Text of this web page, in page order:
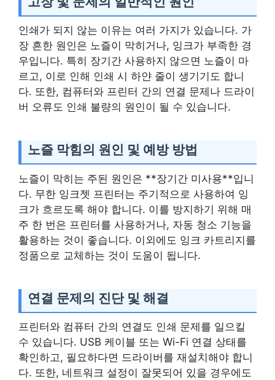
인쇄가 되지 않는 이유는 여러 가지가 있습니다. 가
장 흔한 원인은 노즐이 막히거나, 잉크가 부족한 경
우입니다. 특히 장기간 사용하지 않으면 노즐이 마
르고, 이로 인해 인쇄 시 하얀 줄이 생기기도 합니
다. 또한, 컴퓨터와 프린터 간의 연결 문제나 드라이
버 오류도 인쇄 불량의 원인이 될 수 있습니다.
노즐 막힘의 원인 및 예방 방법
노즐이 막히는 주된 원인은 **장기간 미사용**입니
다. 무한 잉크젯 프린터는 주기적으로 사용하여 잉
크가 흐르도록 해야 합니다. 이를 방지하기 위해 매
주 한 번은 프린터를 사용하거나, 자동 청소 기능을
활용하는 것이 좋습니다. 이외에도 잉크 카트리지를
정품으로 교체하는 것이 도움이 됩니다.
연결 문제의 진단 및 해결
프린터와 컴퓨터 간의 연결도 인쇄 문제를 일으킬
수 있습니다. USB 케이블 또는 Wi-Fi 연결 상태를
확인하고, 필요하다면 드라이버를 재설치해야 합니
다. 또한, 네트워크 설정이 잘못되어 있을 경우에도